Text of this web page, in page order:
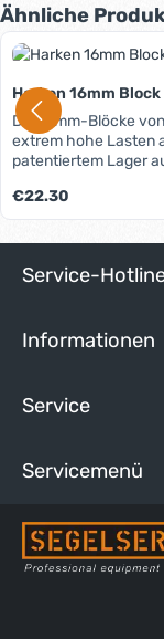
Produktgalerie
Ähnliche
Harken 16mm
Die 16mm-Blöcke
extrem hohe Lasten
patentiertem Lager
Größe. Die
Stahl, die innere
16mm-Blöcke
Regulärer Preis:
€22.30
Service-
Informationen
Service
Servicemenü